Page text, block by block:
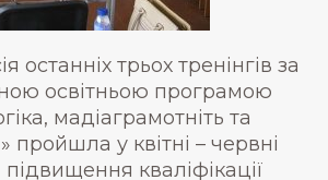
останніх трьох тренінгів за
освітньою програмою
мадіаграмотніть та
пройшла у квітні – червні
кваліфікації